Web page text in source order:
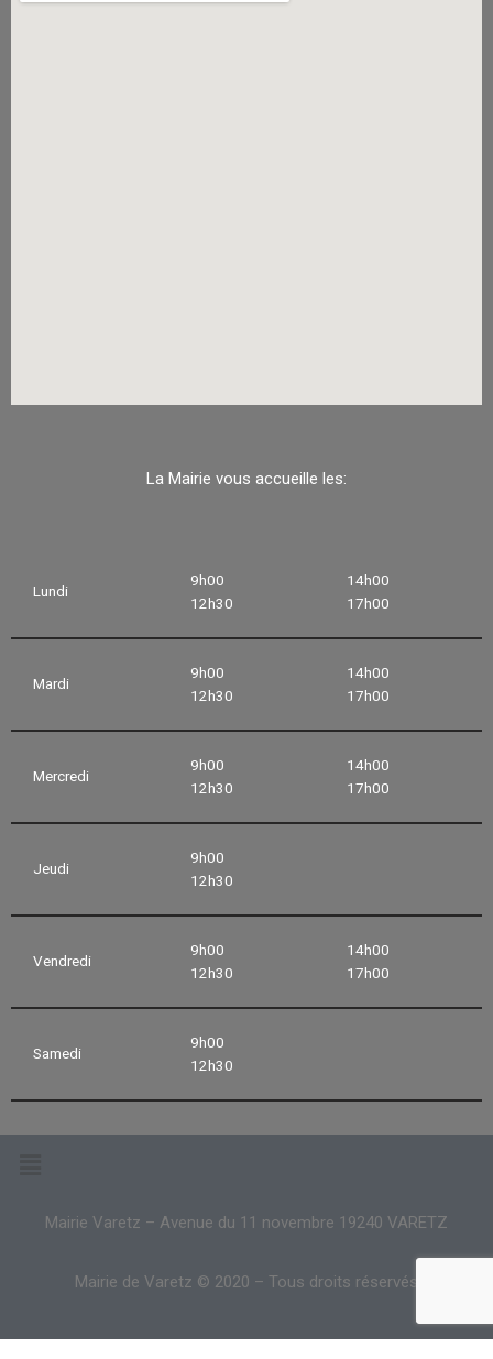
La Mairie vous accueille les:
Lundi
9h00
12h30
14h00
17h00
Mardi
9h00
12h30
14h00
17h00
Mercredi
9h00
12h30
14h00
17h00
Jeudi
9h00
12h30
Vendredi
9h00
12h30
14h00
17h00
Samedi
9h00
12h30
Mairie Varetz – Avenue du 11 novembre 19240 VARETZ
Mairie de Varetz © 2020 – Tous droits réservés